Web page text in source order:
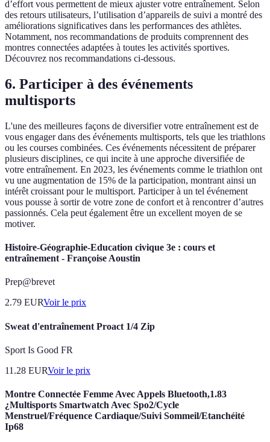
d’effort vous permettent de mieux ajuster votre entraînement. Selon
des retours utilisateurs, l’utilisation d’appareils de suivi a montré des
améliorations significatives dans les performances des athlètes.
Notamment, nos recommandations de produits comprennent des
montres connectées adaptées à toutes les activités sportives.
Découvrez nos recommandations ci-dessous.
6. Participer à des événements
multisports
L'une des meilleures façons de diversifier votre entraînement est de
vous engager dans des événements multisports, tels que les triathlons
ou les courses combinées. Ces événements nécessitent de préparer
plusieurs disciplines, ce qui incite à une approche diversifiée de
votre entraînement. En 2023, les événements comme le triathlon ont
vu une augmentation de 15% de la participation, montrant ainsi un
intérêt croissant pour le multisport. Participer à un tel événement
vous pousse à sortir de votre zone de confort et à rencontrer d’autres
passionnés. Cela peut également être un excellent moyen de se
motiver.
Histoire-Géographie-Education civique 3e : cours et
entraînement - Françoise Aoustin
Prep@brevet
2.79 EURVoir le prix
Sweat d'entraînement Proact 1/4 Zip
Sport Is Good FR
11.28 EURVoir le prix
Montre Connectée Femme Avec Appels Bluetooth,1.83
¿Multisports Smartwatch Avec Spo2/Cycle
Menstruel/Fréquence Cardiaque/Suivi Sommeil/Etanchéité
Ip68